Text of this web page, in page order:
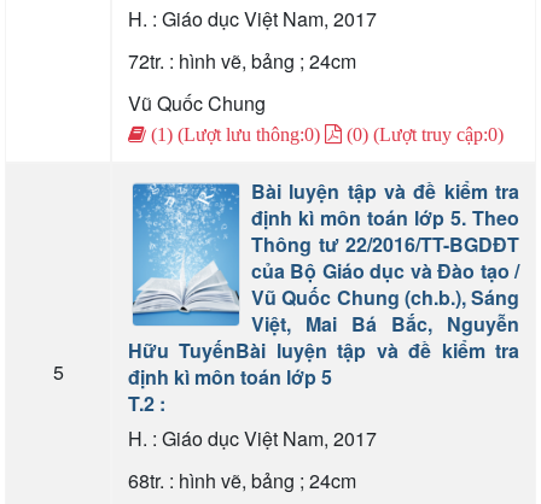
H. : Giáo dục Việt Nam, 2017
72tr. : hình vẽ, bảng ; 24cm
Vũ Quốc Chung
(1) (Lượt lưu thông:0) (0) (Lượt truy cập:0)
5
Bài luyện tập và đề kiểm tra
định kì môn toán lớp 5. Theo
Thông tư 22/2016/TT-BGDĐT
của Bộ Giáo dục và Đào tạo /
Vũ Quốc Chung (ch.b.), Sáng
Việt, Mai Bá Bắc, Nguyễn
Hữu TuyếnBài luyện tập và đề kiểm tra
định kì môn toán lớp 5
T.2 :
H. : Giáo dục Việt Nam, 2017
68tr. : hình vẽ, bảng ; 24cm